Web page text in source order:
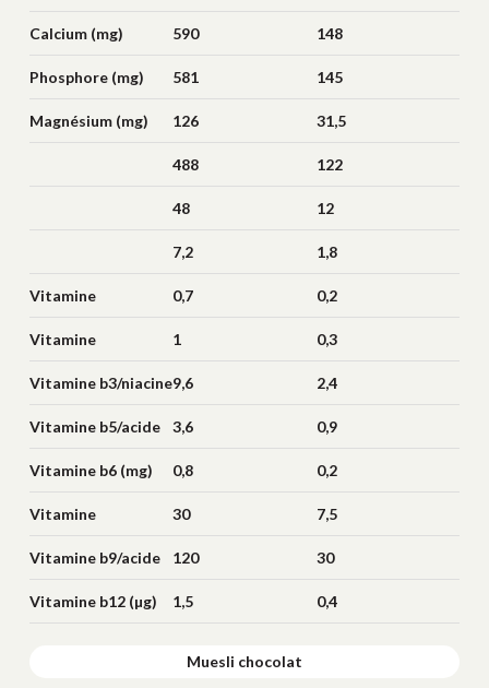
Calcium (mg) 590 148
Phosphore (mg) 581 145
Magnésium (mg) 126 31,5
488 122
48 12
7,2 1,8
Vitamine
b1/thiamine (mg)
0,7 0,2
Vitamine
b2/riboflavine (mg)
1 0,3
Vitamine b3/niacine
(mg)
9,6 2,4
Vitamine b5/acide
pantothénique
(mg)
3,6 0,9
Vitamine b6 (mg) 0,8 0,2
Vitamine
b8/biotine (µg)
30 7,5
Vitamine b9/acide
folique (µg)
120 30
Vitamine b12 (µg) 1,5 0,4
Muesli chocolat